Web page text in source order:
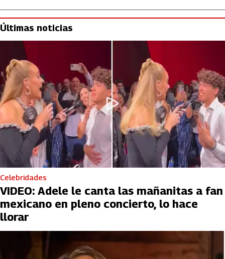
Últimas noticias
Celebridades
VIDEO: Adele le canta las mañanitas a fan
mexicano en pleno concierto, lo hace
llorar